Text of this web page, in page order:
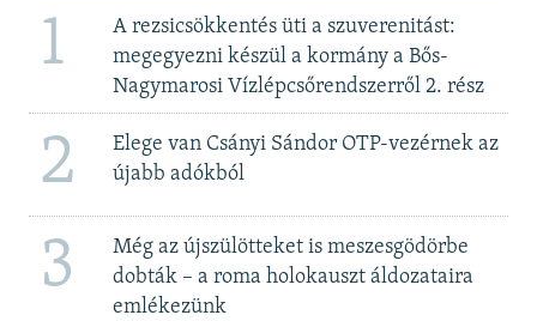
1
A rezsicsökkentés üti a szuverenitást:
megegyezni készül a kormány a Bős-
Nagymarosi Vízlépcsőrendszerről 2. rész
2
Elege van Csányi Sándor OTP-vezérnek az
újabb adókból
3
Még az újszülötteket is meszesgödörbe
dobták – a roma holokauszt áldozataira
emlékezünk